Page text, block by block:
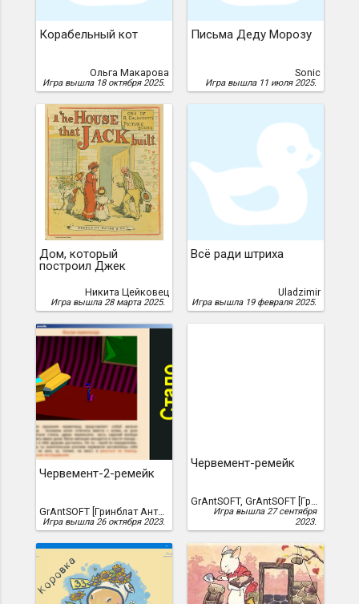
Корабельный кот
Ольга Макарова
Игра вышла 18 октября 2025.
Письма Деду Морозу
Sonic
Игра вышла 11 июля 2025.
Дом, который
построил Джек
Никита Цейковец
Игра вышла 28 марта 2025.
Всё ради штриха
Uladzimir
Игра вышла 19 февраля 2025.
Червемент-2-ремейк
GrAntSOFT [Гринблат Антон], GrAntSOFT
Игра вышла 26 октября 2023.
Червемент-ремейк
GrAntSOFT, GrAntSOFT [Гринблат Антон]
Игра вышла 27 сентября
2023.